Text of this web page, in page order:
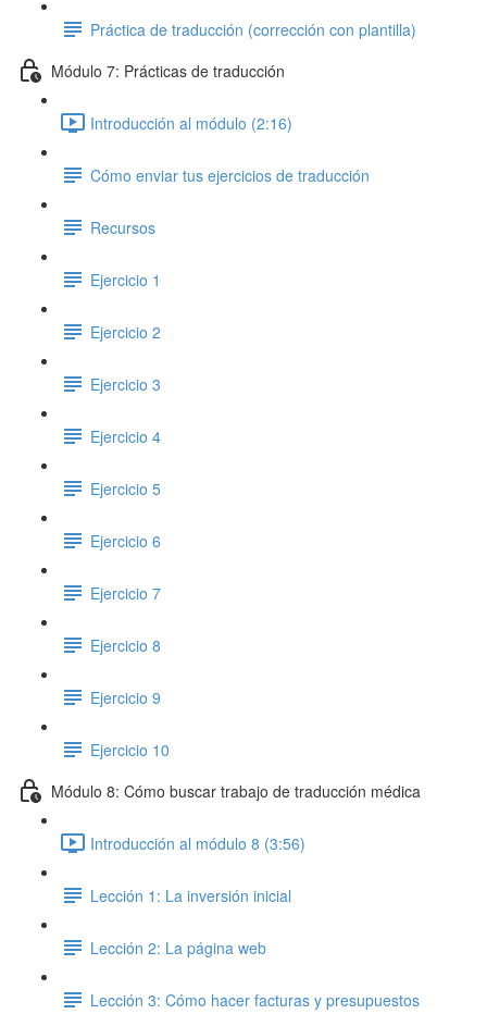
Práctica de traducción (corrección con plantilla)
Módulo 7: Prácticas de traducción
Introducción al módulo (2:16)
Cómo enviar tus ejercicios de traducción
Recursos
Ejercicio 1
Ejercicio 2
Ejercicio 3
Ejercicio 4
Ejercicio 5
Ejercicio 6
Ejercicio 7
Ejercicio 8
Ejercicio 9
Ejercicio 10
Módulo 8: Cómo buscar trabajo de traducción médica
Introducción al módulo 8 (3:56)
Lección 1: La inversión inicial
Lección 2: La página web
Lección 3: Cómo hacer facturas y presupuestos